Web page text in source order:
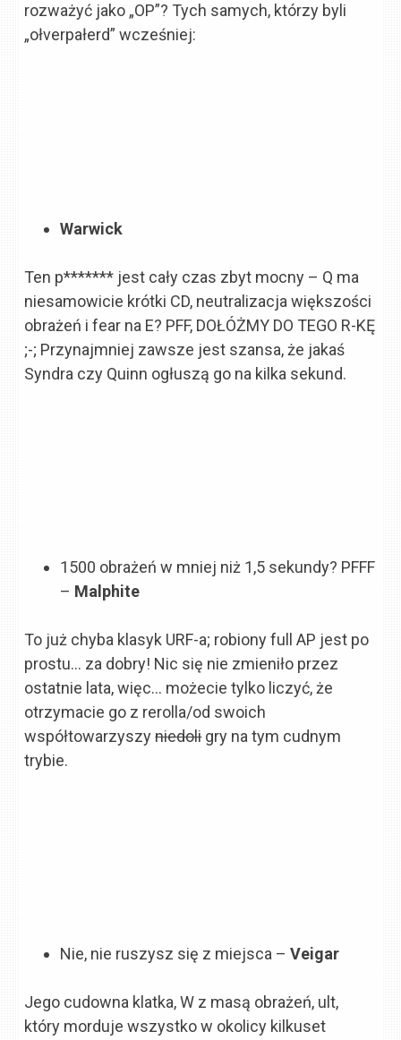
rozważyć jako „OP”? Tych samych, którzy byli
„ołverpałerd” wcześniej:
Warwick
Ten p******* jest cały czas zbyt mocny – Q ma
niesamowicie krótki CD, neutralizacja większości
obrażeń i fear na E? PFF, DOŁÓŻMY DO TEGO R-KĘ
;-; Przynajmniej zawsze jest szansa, że jakaś
Syndra czy Quinn ogłuszą go na kilka sekund.
1500 obrażeń w mniej niż 1,5 sekundy? PFFF
– Malphite
To już chyba klasyk URF-a; robiony full AP jest po
prostu… za dobry! Nic się nie zmieniło przez
ostatnie lata, więc… możecie tylko liczyć, że
otrzymacie go z rerolla/od swoich
współtowarzyszyniedoligry na tym cudnym
trybie.
Nie, nie ruszysz się z miejsca –Veigar
Jego cudowna klatka, W z masą obrażeń, ult,
który morduje wszystko w okolicy kilkuset